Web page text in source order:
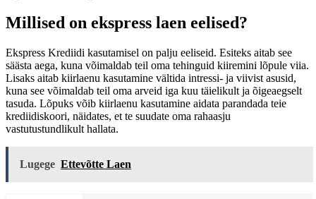
Millised on ekspress laen eelised?
Ekspress Krediidi kasutamisel on palju eeliseid. Esiteks aitab see
säästa aega, kuna võimaldab teil oma tehinguid kiiremini lõpule viia.
Lisaks aitab kiirlaenu kasutamine vältida intressi- ja viivist asusid,
kuna see võimaldab teil oma arveid iga kuu täielikult ja õigeaegselt
tasuda. Lõpuks võib kiirlaenu kasutamine aidata parandada teie
krediidiskoori, näidates, et te suudate oma rahaasju
vastutustundlikult hallata.
Lugege Ettevõtte Laen